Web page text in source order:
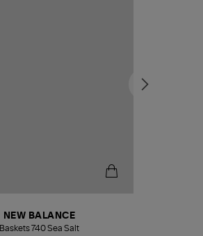
NEW BALANCE
Baskets 740 Sea Salt